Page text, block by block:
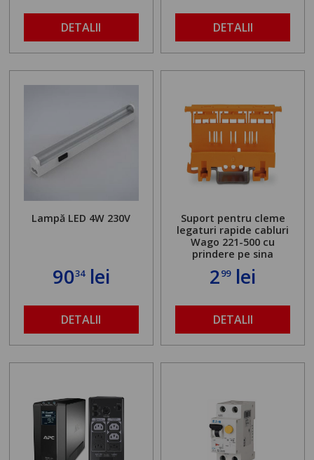
DETALII DETALII
Lampă LED 4W 230V
9034lei
DETALII
Suport pentru cleme
legaturi rapide cabluri
Wago 221-500 cu
prindere pe sina
299lei
DETALII